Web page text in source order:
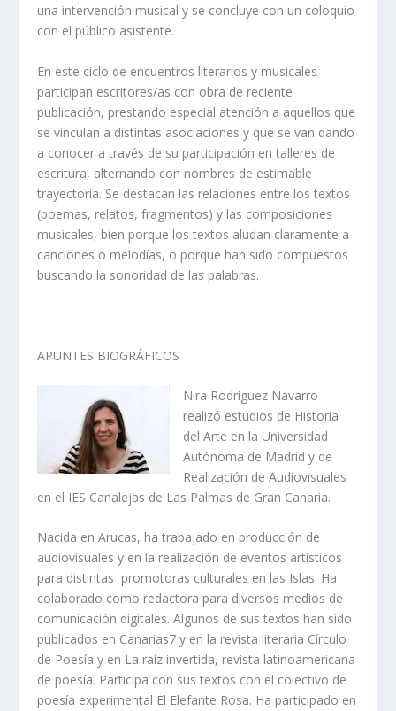
una intervención musical y se concluye con un coloquio
con el público asistente.
En este ciclo de encuentros literarios y musicales
participan escritores/as con obra de reciente
publicación, prestando especial atención a aquellos que
se vinculan a distintas asociaciones y que se van dando
a conocer a través de su participación en talleres de
escritura, alternando con nombres de estimable
trayectoria. Se destacan las relaciones entre los textos
(poemas, relatos, fragmentos) y las composiciones
musicales, bien porque los textos aludan claramente a
canciones o melodías, o porque han sido compuestos
buscando la sonoridad de las palabras.
APUNTES BIOGRÁFICOS
Nira Rodríguez Navarro
realizó estudios de Historia
del Arte en la Universidad
Autónoma de Madrid y de
Realización de Audiovisuales
en el IES Canalejas de Las Palmas de Gran Canaria.
Nacida en Arucas, ha trabajado en producción de
audiovisuales y en la realización de eventos artísticos
para distintas promotoras culturales en las Islas. Ha
colaborado como redactora para diversos medios de
comunicación digitales. Algunos de sus textos han sido
publicados en Canarias7y en la revista literaria Círculo
de Poesía y en La raíz invertida, revista latinoamericana
de poesía. Participa con sus textos con el colectivo de
poesía experimental El Elefante Rosa. Ha participado en